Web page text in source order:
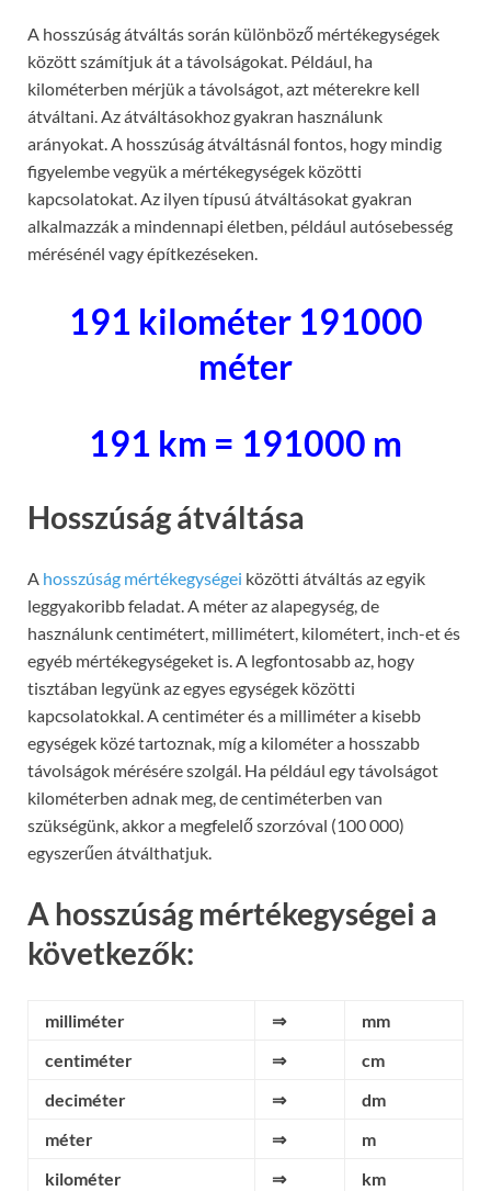
A hosszúság átváltás során különböző mértékegységek
között számítjuk át a távolságokat. Például, ha
kilométerben mérjük a távolságot, azt méterekre kell
átváltani. Az átváltásokhoz gyakran használunk
arányokat. A hosszúság átváltásnál fontos, hogy mindig
figyelembe vegyük a mértékegységek közötti
kapcsolatokat. Az ilyen típusú átváltásokat gyakran
alkalmazzák a mindennapi életben, például autósebesség
mérésénél vagy építkezéseken.
191 kilométer 191000
méter
191 km = 191000 m
Hosszúság átváltása
A hosszúság mértékegységei közötti átváltás az egyik
leggyakoribb feladat. A méter az alapegység, de
használunk centimétert, millimétert, kilométert, inch-et és
egyéb mértékegységeket is. A legfontosabb az, hogy
tisztában legyünk az egyes egységek közötti
kapcsolatokkal. A centiméter és a milliméter a kisebb
egységek közé tartoznak, míg a kilométer a hosszabb
távolságok mérésére szolgál. Ha például egy távolságot
kilométerben adnak meg, de centiméterben van
szükségünk, akkor a megfelelő szorzóval (100 000)
egyszerűen átválthatjuk.
A hosszúság mértékegységei a
következők:
milliméter ⇒
mm
centiméter
⇒
cm
deciméter
⇒
dm
méter
⇒
m
kilométer
⇒ km